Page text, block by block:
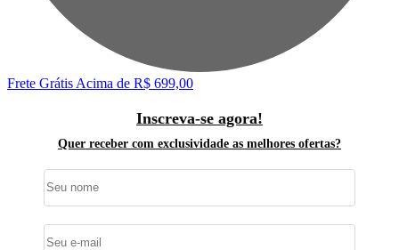
Frete Grátis Acima de R$ 699,00
Inscreva-se agora!
Quer receber com exclusividade as melhores ofertas?